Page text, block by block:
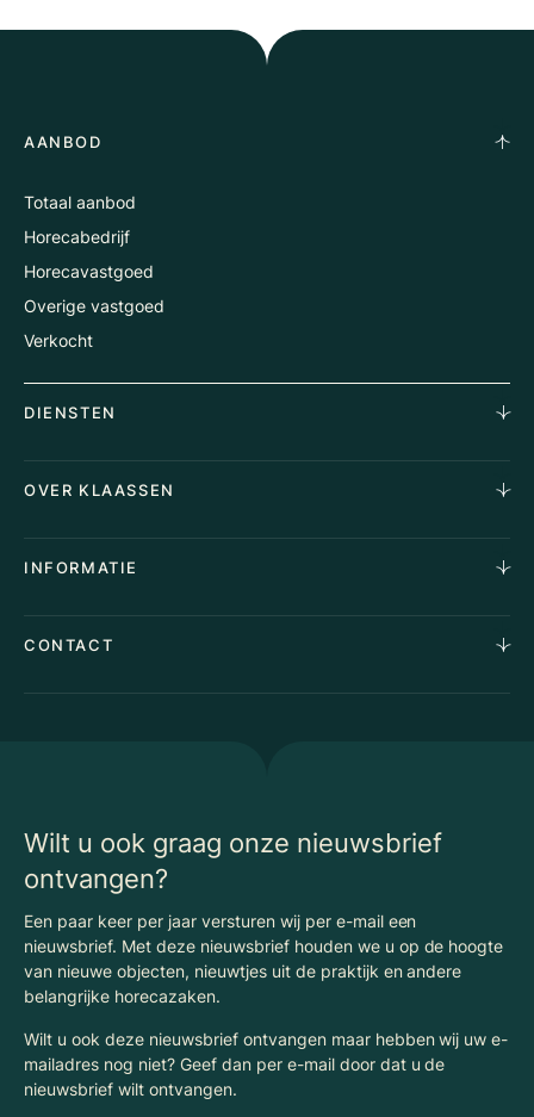
AANBOD
Totaal aanbod
Horecabedrijf
Horecavastgoed
Overige vastgoed
Verkocht
DIENSTEN
Aankoopopdracht
Stille verkoop
Taxaties
Advies
OVER KLAASSEN
Waarom Klaassen
Vacatures
Algemene voorwaarden
INFORMATIE
Vergunningen
CONTACT
Wilt u ook graag onze nieuwsbrief
ontvangen?
Een paar keer per jaar versturen wij per e-mail een
nieuwsbrief. Met deze nieuwsbrief houden we u op de hoogte
van nieuwe objecten, nieuwtjes uit de praktijk en andere
belangrijke horecazaken.
Wilt u ook deze nieuwsbrief ontvangen maar hebben wij uw e-
mailadres nog niet? Geef dan per e-mail door dat u de
nieuwsbrief wilt ontvangen.